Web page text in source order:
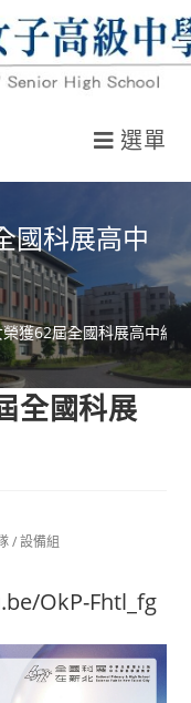
選單
國科展高中
榮獲62屆全國科展高中組
全國科展
/ 設備組
OkP-Fhtl_fg